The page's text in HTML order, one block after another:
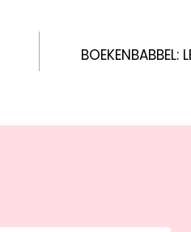
BOEKENBABBEL: